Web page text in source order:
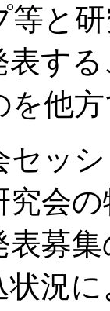
等と
す
を他
セッ
究会
募
状況